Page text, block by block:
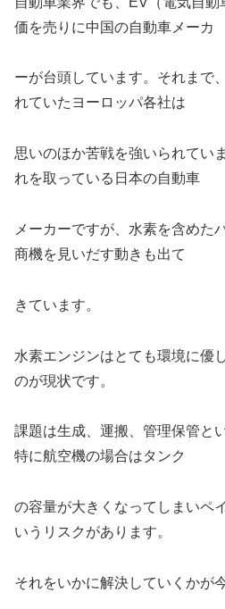
価を売りに中国の自動車メーカ
ーが台頭しています。それまで
れていたヨーロッパ各社は
思いのほか苦戦を強いられてい
れを取っている日本の自動車
メーカーですが、水素を含めた
商機を見いだす動きも出て
きています。
水素エンジンはとても環境に優
のが現状です。
課題は生成、運搬、管理保管と
特に航空機の場合はタンク
の容量が大きくなってしまいペ
いうリスクがあります。
それをいかに解決していくかが